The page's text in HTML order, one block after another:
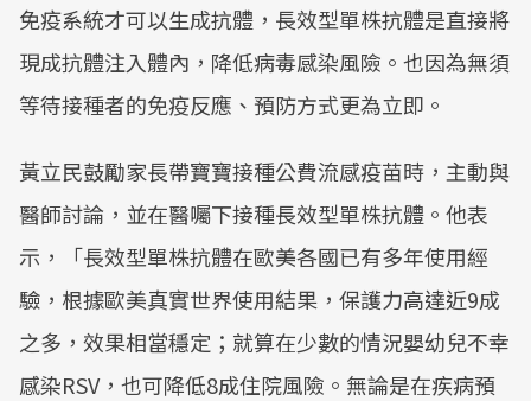
免疫系統才可以生成抗體，長效型單株抗體是直接將
現成抗體注入體內，降低病毒感染風險。也因為無須
等待接種者的免疫反應、預防方式更為立即。
黃立民鼓勵家長帶寶寶接種公費流感疫苗時，主動與
醫師討論，並在醫囑下接種長效型單株抗體。他表
示，「長效型單株抗體在歐美各國已有多年使用經
驗，根據歐美真實世界使用結果，保護力高達近9成
之多，效果相當穩定；就算在少數的情況嬰幼兒不幸
感染RSV，也可降低8成住院風險。無論是在疾病預